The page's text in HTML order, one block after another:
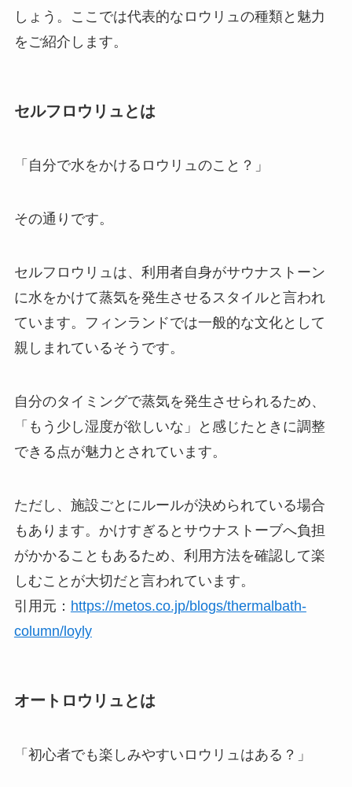
しょう。ここでは代表的なロウリュの種類と魅力
をご紹介します。
セルフロウリュとは
「自分で水をかけるロウリュのこと？」
その通りです。
セルフロウリュは、利用者自身がサウナストーン
に水をかけて蒸気を発生させるスタイルと言われ
ています。フィンランドでは一般的な文化として
親しまれているそうです。
自分のタイミングで蒸気を発生させられるため、
「もう少し湿度が欲しいな」と感じたときに調整
できる点が魅力とされています。
ただし、施設ごとにルールが決められている場合
もあります。かけすぎるとサウナストーブへ負担
がかかることもあるため、利用方法を確認して楽
しむことが大切だと言われています。
引用元： https://metos.co.jp/blogs/thermalbath-
column/loyly
オートロウリュとは
「初心者でも楽しみやすいロウリュはある？」